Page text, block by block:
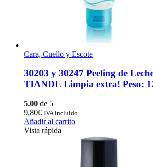
Cara, Cuello y Escote
30203 y 30247 Peeling de
TIANDE Limpia extra! Peso:
5.00 de 5
9,80€ IVA incluido
Añadir al carrito
Vista rápida